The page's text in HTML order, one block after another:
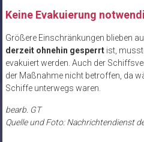
Keine Evakuierung
Größere Einschränkungen blieben
derzeit ohnehin gesperrtist,
evakuiert werden. Auch der
der Maßnahme nicht betroffen, da
Schiffe unterwegs waren.
bearb. GT
Quelle und Foto: Nachrichtendienst